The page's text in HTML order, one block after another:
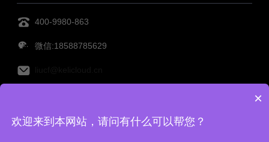
400-9980-863
微信:18588785629
MES管理系统 设备管理系统 透明工厂
仓储管理系统
×
欢迎来到本网站，请问有什么可以帮您？